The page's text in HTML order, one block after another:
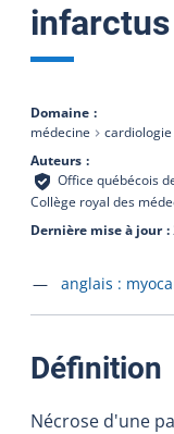
Domaine
médecine
cardiologie
Auteurs
Office québécois
Collège royal des
Dernière mise à jour
Accéder à la
anglais :
Définition
Nécrose d'une